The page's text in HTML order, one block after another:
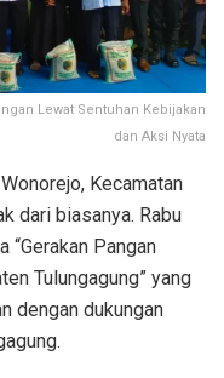
Lewat Sentuhan Kebijakan
dan Aksi Nyata
Kecamatan
dari biasanya. Rabu
Pangan
Tulungagung” yang
dengan dukungan